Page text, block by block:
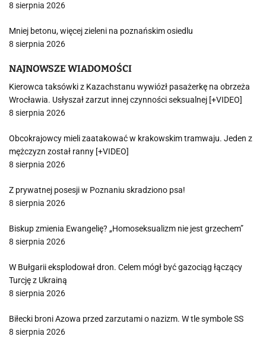
8 sierpnia 2026
Mniej betonu, więcej zieleni na poznańskim osiedlu
8 sierpnia 2026
NAJNOWSZE WIADOMOŚCI
Kierowca taksówki z Kazachstanu wywiózł pasażerkę na obrzeża
Wrocławia. Usłyszał zarzut innej czynności seksualnej [+VIDEO]
8 sierpnia 2026
Obcokrajowcy mieli zaatakować w krakowskim tramwaju. Jeden z
mężczyzn został ranny [+VIDEO]
8 sierpnia 2026
Z prywatnej posesji w Poznaniu skradziono psa!
8 sierpnia 2026
Biskup zmienia Ewangelię? „Homoseksualizm nie jest grzechem”
8 sierpnia 2026
W Bułgarii eksplodował dron. Celem mógł być gazociąg łączący
Turcję z Ukrainą
8 sierpnia 2026
Biłecki broni Azowa przed zarzutami o nazizm. W tle symbole SS
8 sierpnia 2026